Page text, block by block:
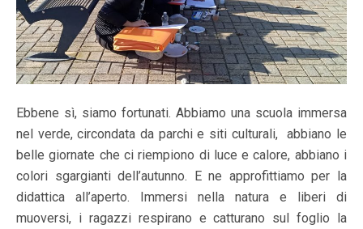
Ebbene sì, siamo fortunati. Abbiamo una scuola immersa
nel verde, circondata da parchi e siti culturali, abbiano le
belle giornate che ci riempiono di luce e calore, abbiano i
colori sgargianti dell’autunno. E ne approfittiamo per la
didattica all’aperto. Immersi nella natura e liberi di
muoversi, i ragazzi respirano e catturano sul foglio la